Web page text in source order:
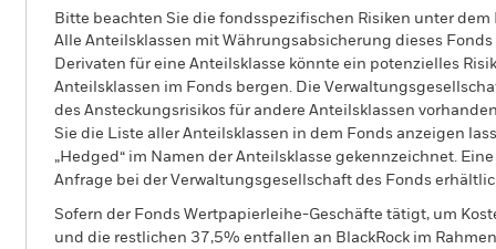
Bitte beachten Sie die fondsspezifischen Risiken unter dem
Alle Anteilsklassen mit Währungsabsicherung dieses
Derivaten für eine Anteilsklasse könnte ein potenzielles
Anteilsklassen im Fonds bergen. Die
des Ansteckungsrisikos für andere Anteilsklassen
Sie die Liste aller Anteilsklassen in dem Fonds anzeigen
„Hedged“ im Namen der Anteilsklasse gekennzeichnet.
Anfrage bei der Verwaltungsgesellschaft des Fonds
Sofern der Fonds Wertpapierleihe-Geschäfte tätigt, um
und die restlichen 37,5% entfallen an BlackRock im